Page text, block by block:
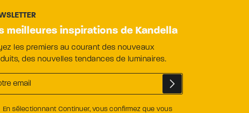
meilleures inspirations de Kandella
les premiers au courant des nouveaux
des nouvelles tendances de luminaires.
En sélectionnant Continuer, vous confirmez que vous